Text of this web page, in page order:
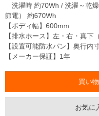
洗濯時 約70Wh / 洗濯～乾
節電） 約670Wh
【ボディ幅】600mm
【排水ホース】左・右・真下
【設置可能防水パン】奥行内
【メーカー保証】1年
お気に